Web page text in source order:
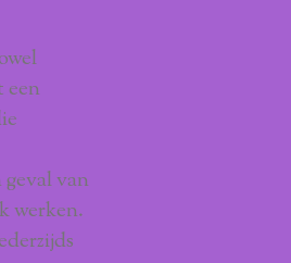
een
van
werken.